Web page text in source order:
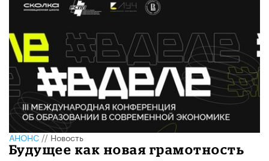
АНОНС//Новость
Будущее как новая грамотность